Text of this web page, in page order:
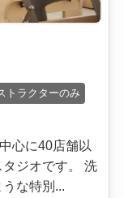
トラクターのみ
心に40店舗以
タジオです。 洗
な特別...